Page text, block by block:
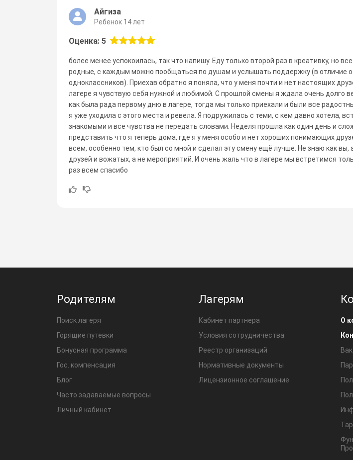
Айгиза
Ребенок 14 лет
Оценка: 5
более менее успокоилась, так что напишу. Еду только второй раз в креативку, но
родные, с каждым можно пообщаться по душам и услышать поддержку (в отличие
одноклассников). Приехав обратно я поняла, что у меня почти и нет настоящих
лагере я чувствую себя нужной и любимой. С прошлой смены я ждала очень долго
как была рада первому дню в лагере, тогда мы только приехали и были все
я уже уходила с этого места и ревела. Я подружилась с теми, с кем давно хотела,
знакомыми и все чувства не передать словами. Неделя прошла как один день и
представить что я теперь дома, где я у меня особо и нет хороших понимающих
всем, особенно тем, кто был со мной и сделал эту смену ещё лучше. Не знаю как вы,
друзей и вожатых, а не мероприятий. И очень жаль что в лагере мы встретимся
раз всем спасибо
Родителям
Поиск лагеря
Горящие путевки
Бонусная программа
Гос. компенсация
Блог
Часто задаваемые вопросы
Личный кабинет
Лагерям
Кабинет партнера
Условия сотрудничества
Реестр организаций
Нормативные документы
Лицензионное соглашение
О